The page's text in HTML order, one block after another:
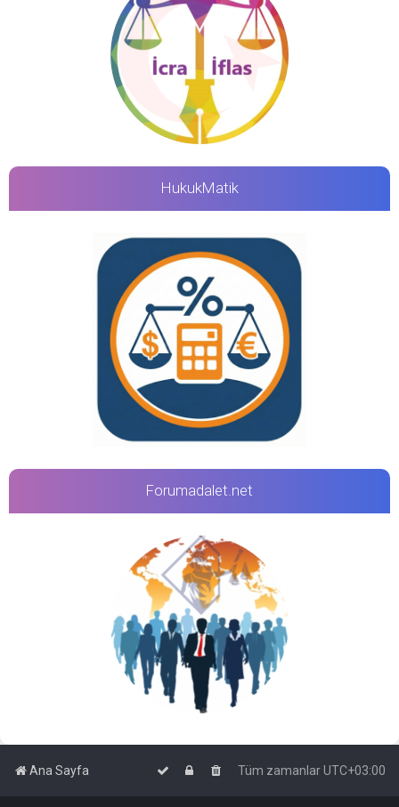
HukukMatik
Forumadalet.net
Ana Sayfa Tüm zamanlarUTC+03:00